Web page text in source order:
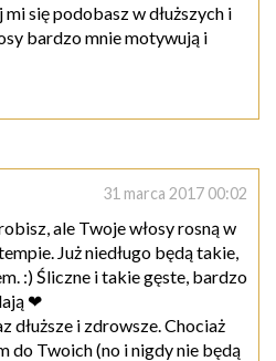
się podobasz w dłuższych i
bardzo mnie motywują i
31 marca 2017 00:02
ale Twoje włosy rosną w
Już niedługo będą takie,
:) Śliczne i takie gęste, bardzo
❤
dłuższe i zdrowsze. Chociaż
do Twoich (no i nigdy nie będą